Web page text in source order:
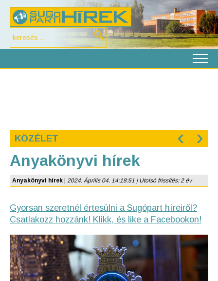
KÖZÉLET ‹ ›
Anyakönyvi hírek
Anyakönyvi hírek 2024. Április 04. 14:18:51 | Utolsó frissítés: 2 év
Gyorsan szeretnél értesülni a Sugópart híreiről?
Csatlakozz hozzánk! Klikk, és like a Facebookon!